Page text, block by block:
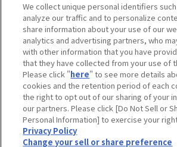
個人情報の取り扱いについて
会員優待サービスの提携をご検討の方
JAFホームページ
© JAPAN AUTOMOBILE FEDERATION.
We collect unique personal identifiers
analyze our traffic and to personalize
share information about your use of our
analytics and advertising partners, who
with other information that you have
that they have collected from your use of
Please click "here" to see more details
cookies and the retention period of each
the right to opt out of our sharing of your
our partners. Please click [Do Not Sell or
Personal Information] to exercise your
Privacy Policy
Change your sell or share preference